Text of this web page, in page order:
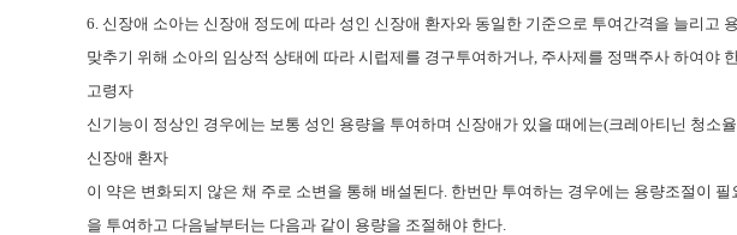
6. 신장애 소아는 신장애 정도에 따라 성인 신장애 환자와 동일한 기준으로 투여간격을 늘리고
맞추기 위해 소아의 임상적 상태에 따라 시럽제를 경구투여하거나, 주사제를 정맥주사 하여야
고령자
신기능이 정상인 경우에는 보통 성인 용량을 투여하며 신장애가 있을 때에는(크레아티닌 청소
신장애 환자
이 약은 변화되지 않은 채 주로 소변을 통해 배설된다. 한번만 투여하는 경우에는 용량조절이
을 투여하고 다음날부터는 다음과 같이 용량을 조절해야 한다.